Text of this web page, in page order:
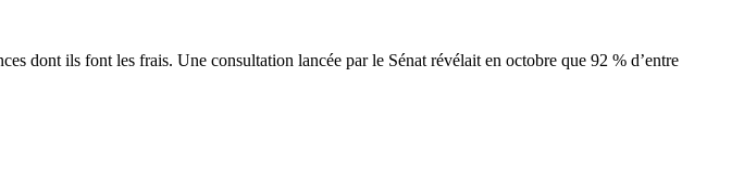
dont ils font les frais. Une consultation lancée par le Sénat révélait en octobre que 92 % d’entre